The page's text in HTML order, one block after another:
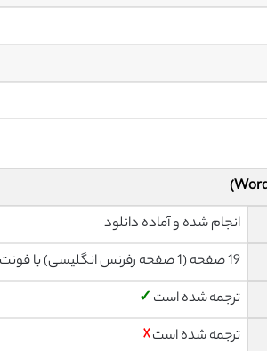
انجام شده و آماده دانلود
19 صفحه (1 صفحه رفرنس انگلیسی) با فونت 14 B Nazanin
ترجمه شده است ✓
ترجمه شده است☓